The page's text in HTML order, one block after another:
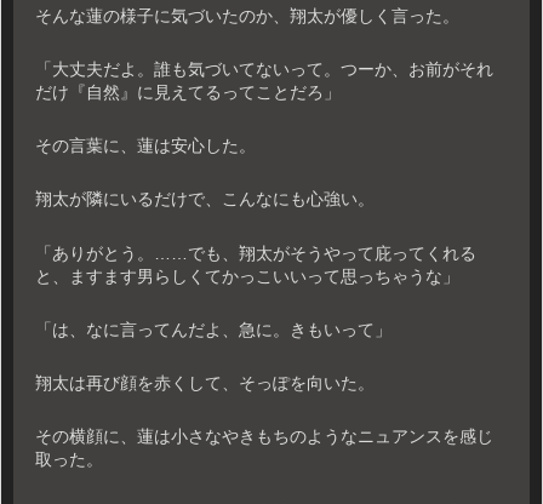
そんな蓮の様子に気づいたのか、翔太が優しく言った。
「大丈夫だよ。誰も気づいてないって。つーか、お前がそれ
だけ『自然』に見えてるってことだろ」
その言葉に、蓮は安心した。
翔太が隣にいるだけで、こんなにも心強い。
「ありがとう。……でも、翔太がそうやって庇ってくれる
と、ますます男らしくてかっこいいって思っちゃうな」
「は、なに言ってんだよ、急に。きもいって」
翔太は再び顔を赤くして、そっぽを向いた。
その横顔に、蓮は小さなやきもちのようなニュアンスを感じ
取った。